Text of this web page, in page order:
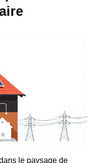
le paysage de